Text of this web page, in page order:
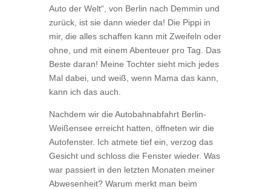
Auto der Welt“, von Berlin nach Demmin und
zurück, ist sie dann wieder da! Die Pippi in
mir, die alles schaffen kann mit Zweifeln oder
ohne, und mit einem Abenteuer pro Tag. Das
Beste daran! Meine Tochter sieht mich jedes
Mal dabei, und weiß, wenn Mama das kann,
kann ich das auch.
Nachdem wir die Autobahnabfahrt Berlin-
Weißensee erreicht hatten, öffneten wir die
Autofenster. Ich atmete tief ein, verzog das
Gesicht und schloss die Fenster wieder. Was
war passiert in den letzten Monaten meiner
Abwesenheit? Warum merkt man beim